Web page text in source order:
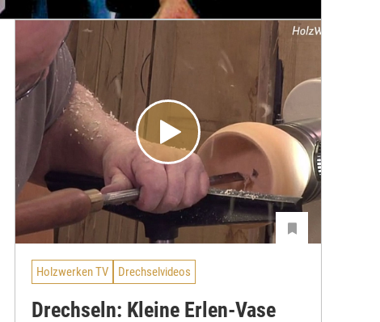
Holzwerken TV Drechselvideos
Drechseln: Kleine Erlen-Vase